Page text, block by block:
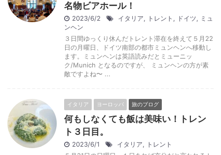
名物ビアホール！
2023/6/2 イタリア, トレント , ドイツ, ミュ
ンヘン
３日間ゆっくり休んだトレント滞在を終えて５月22
日の月曜日、ドイツ南部の都市ミュンヘンへ移動し
ます。ミュンヘンは英語読みだとミューニッ
ク/Munich となるのですが、 ミュンヘンの方が素
敵ですよね〜 ...
イタリア ヨーロッパ 旅のブログ
何もしなくても飯は美味い！トレン
ト３日目。
2023/6/1 イタリア, トレント